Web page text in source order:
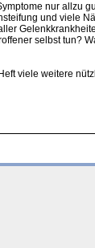
nur allzu
und viele
selbst tun?
viele weitere